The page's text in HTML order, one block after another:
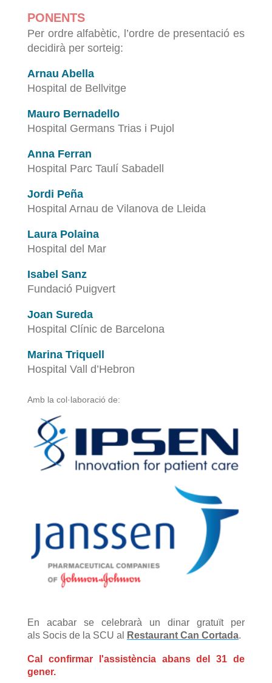
PONENTS
Per ordre alfabètic, l’ordre de presentació es
decidirà per sorteig:
Arnau Abella
Hospital de Bellvitge
Mauro Bernadello
Hospital Germans Trias i Pujol
Anna Ferran
Hospital Parc Taulí Sabadell
Jordi Peña
Hospital Arnau de Vilanova de Lleida
Laura Polaina
Hospital del Mar
Isabel Sanz
Fundació Puigvert
Joan Sureda
Hospital Clínic de Barcelona
Marina Triquell
Hospital Vall d’Hebron
Amb la col·laboració de:
En acabar
se celebrarà un dinar gratuït per
als Socis de la SCU al
Restaurant Can Cortada.
Cal confirmar l'assistència abans del 31 de
gener.